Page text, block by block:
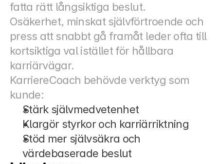
fatta rätt långsiktiga beslut.
Osäkerhet, minskat självförtroende och
press att snabbt gå framåt leder ofta till
kortsiktiga val istället för hållbara
karriärvägar.
KarriereCoach behövde verktyg som
kunde:
Stärk självmedvetenhet
Klargör styrkor och karriärriktning
Stöd mer självsäkra och
värdebaserade beslut